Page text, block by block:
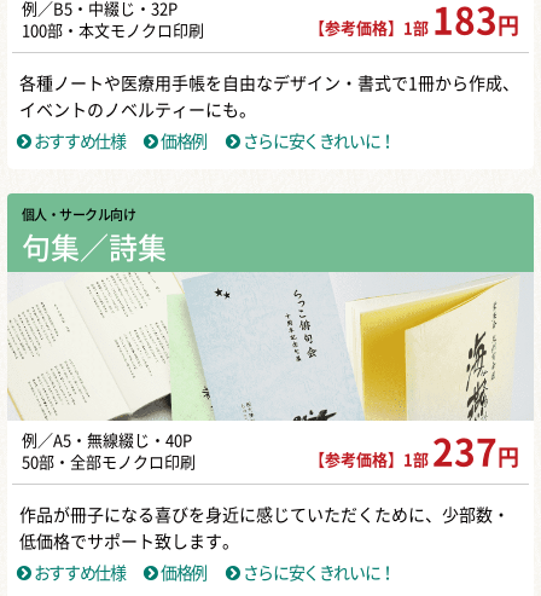
例／B5・中綴じ・32P
100部・本文モノクロ印刷
【参考価格】1部 183 円
各種ノートや医療用手帳を自由なデザイン・書式で1冊から作成、
イベントのノベルティーにも。
おすすめ仕様
価格例 さらに安くきれいに！
個人・サークル向け
句集／詩集
例／A5・無線綴じ・40P
50部・全部モノクロ印刷
【参考価格】1部 237 円
作品が冊子になる喜びを身近に感じていただくために、少部数・
低価格でサポート致します。
おすすめ仕様
価格例 さらに安くきれいに！